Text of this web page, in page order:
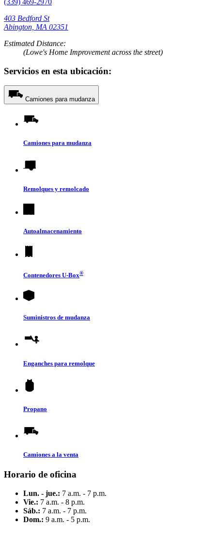
403 Bedford St
Abington, MA 02351
Estimated Distance:
(Lowe's Home Improvement across the street)
Servicios en esta ubicación:
Camiones para mudanza
Camiones para mudanza
Remolques y remolcado
Autoalmacenamiento
Contenedores U-Box®
Suministros de mudanza
Enganches para remolque
Propano
Camiones a la venta
Horario de oficina
Lun. - jue.: 7 a.m. - 7 p.m.
Vie.: 7 a.m. - 8 p.m.
Sáb.: 7 a.m. - 7 p.m.
Dom.: 9 a.m. - 5 p.m.